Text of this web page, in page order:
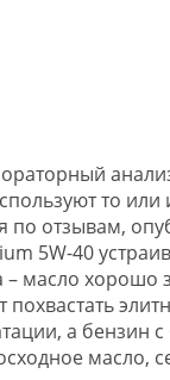
то
по отзывам,
5W-40
– масло
а бензин
масло,